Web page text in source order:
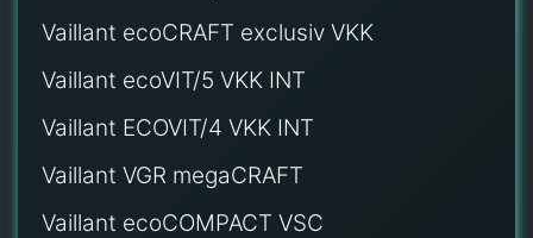
Vaillant ecoCRAFT exclusiv VKK
Vaillant ecoVIT/5 VKK INT
Vaillant ECOVIT/4 VKK INT
Vaillant VGR megaCRAFT
Vaillant ecoCOMPACT VSC